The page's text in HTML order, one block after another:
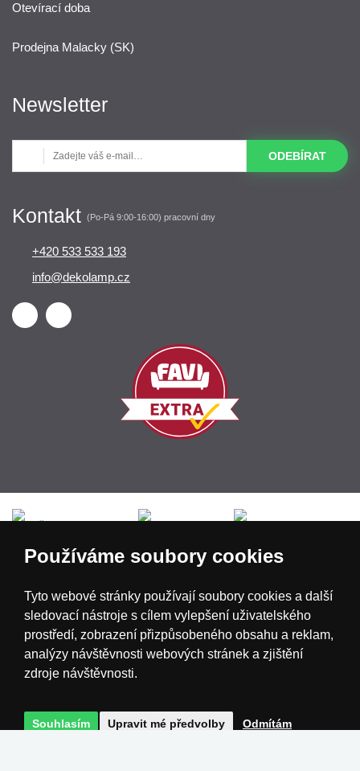
Otevírací doba
Prodejna Malacky (SK)
Newsletter
ODEBÍRAT
Kontakt (Po-Pá 9:00-16:00) pracovní dny
+420 533 533 193
info@dekolamp.cz
Používáme soubory cookies
Tyto webové stránky používají soubory cookies a další
sledovací nástroje s cílem vylepšení uživatelského
prostředí, zobrazení přizpůsobeného obsahu a reklam,
analýzy návštěvnosti webových stránek a zjištění
zdroje návštěvnosti.
Souhlasím Upravit mé předvolby Odmítám